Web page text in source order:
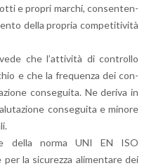
e pro­pri mar­chi, con­sen­ten­
della pro­pria com­pe­ti­ti­vi­tà
che l’at­ti­vi­tà di con­trol­lo
e che la fre­quen­za dei con­
con­se­gui­ta. Ne de­ri­va in
con­se­gui­ta e mi­no­re
della norma UNI EN ISO
la si­cu­rez­za ali­men­ta­re dei